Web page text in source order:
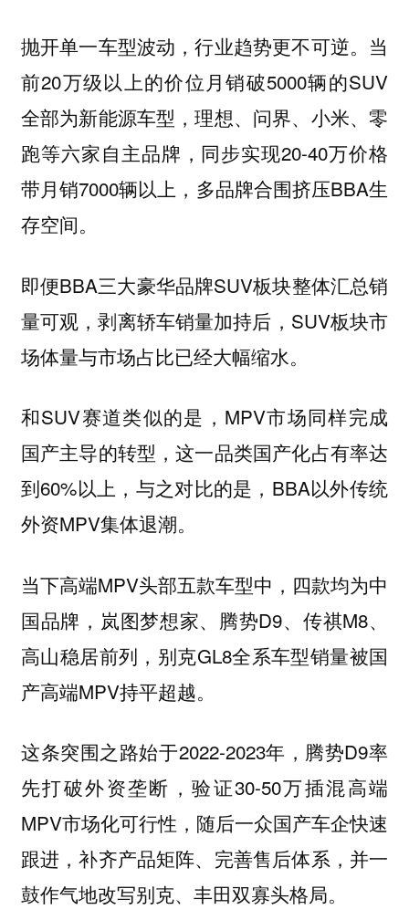
抛开单一车型波动，行业趋势更不可逆。当
前20万级以上的价位月销破5000辆的SUV
全部为新能源车型，理想、问界、小米、零
跑等六家自主品牌，同步实现20-40万价格
带月销7000辆以上，多品牌合围挤压BBA生
存空间。
即便BBA三大豪华品牌SUV板块整体汇总销
量可观，剥离轿车销量加持后，SUV板块市
场体量与市场占比已经大幅缩水。
和SUV赛道类似的是，MPV市场同样完成
国产主导的转型，这一品类国产化占有率达
到60%以上，与之对比的是，BBA以外传统
外资MPV集体退潮。
当下高端MPV头部五款车型中，四款均为中
国品牌，岚图梦想家、腾势D9、传祺M8、
高山稳居前列，别克GL8全系车型销量被国
产高端MPV持平超越。
这条突围之路始于2022-2023年，腾势D9率
先打破外资垄断，验证30-50万插混高端
MPV市场化可行性，随后一众国产车企快速
跟进，补齐产品矩阵、完善售后体系，并一
鼓作气地改写别克、丰田双寡头格局。